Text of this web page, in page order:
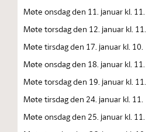
Møte onsdag den 11. januar kl. 11.
Møte torsdag den 12. januar kl. 11.
Møte tirsdag den 17. januar kl. 10.
Møte onsdag den 18. januar kl. 11.
Møte torsdag den 19. januar kl. 11.
Møte tirsdag den 24. januar kl. 11.
Møte onsdag den 25. januar kl. 11.